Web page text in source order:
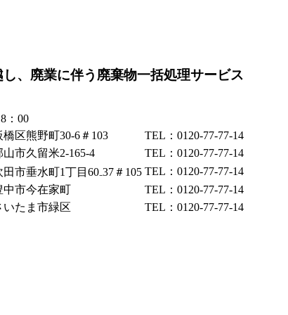
、廃業に伴う廃棄物一括処理サービス
：00
橋区熊野町30-6＃103
TEL：0120-77-77-14
山市久留米2-165-4
TEL：0120-77-77-14
市垂水町1丁目60₋37＃105 TEL：0120-77-77-14
中市今在家町
TEL：0120-77-77-14
いたま市緑区
TEL：0120-77-77-14